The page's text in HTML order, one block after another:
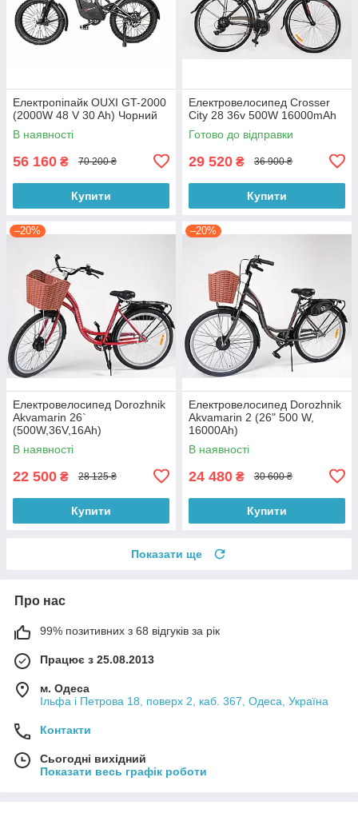
Електропіпайк OUXI GT-2000
(2000W 48 V 30 Ah) Чорний
В наявності
56 160 ₴ 70 200 ₴
Купити
Електровелосипед Crosser
City 28 36v 500W 16000mAh
Готово до відправки
29 520 ₴ 36 900 ₴
Купити
–20%
Електровелосипед Dorozhnik
Akvamarin 26`
(500W,36V,16Ah)
В наявності
22 500 ₴ 28 125 ₴
Купити
–20%
Електровелосипед Dorozhnik
Akvamarin 2 (26" 500 W,
16000Ah)
В наявності
24 480 ₴ 30 600 ₴
Купити
Показати ще
Про нас
99% позитивних з 68 відгуків за рік
Працює з 25.08.2013
м. Одеса
Ільфа і Петрова 18, поверх 2, каб. 367, Одеса, Україна
Контакти
Сьогодні вихідний
Показати весь графік роботи